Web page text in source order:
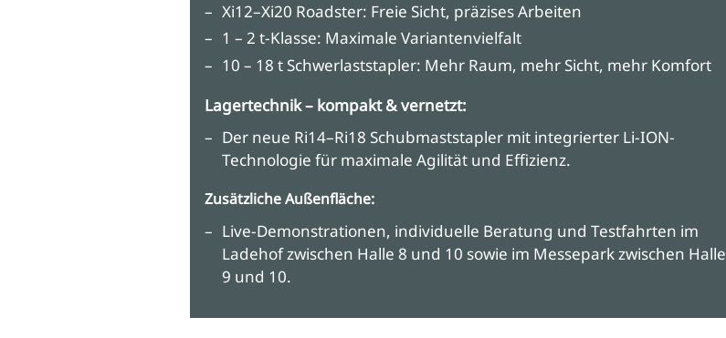
Xi12–Xi20 Roadster: Freie Sicht, präzises Arbeiten
1 – 2 t-Klasse: Maximale Variantenvielfalt
10 – 18 t Schwerlaststapler: Mehr Raum, mehr Sicht, mehr Komfort
Lagertechnik – kompakt & vernetzt:
Der neue Ri14–Ri18 Schubmaststapler mit integrierter Li-ION-
Technologie für maximale Agilität und Effizienz.
Zusätzliche Außenfläche:
Live-Demonstrationen, individuelle Beratung und Testfahrten im
Ladehof zwischen Halle 8 und 10 sowie im Messepark zwischen Halle
9 und 10.